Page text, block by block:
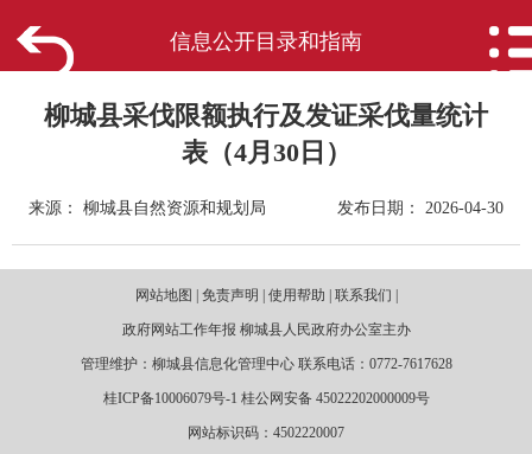
信息公开目录和指南
首页
走进柳城
政府信息公开
互动回应
柳城县采伐限额执行及发证采伐量统计
表（4月30日）
来源： 柳城县自然资源和规划局 发布日期： 2026-04-30
网站地图 | 免责声明 | 使用帮助 | 联系我们 |
政府网站工作年报 柳城县人民政府办公室主办
管理维护：柳城县信息化管理中心 联系电话：0772-7617628
桂ICP备10006079号-1 桂公网安备 45022202000009号
网站标识码：4502220007